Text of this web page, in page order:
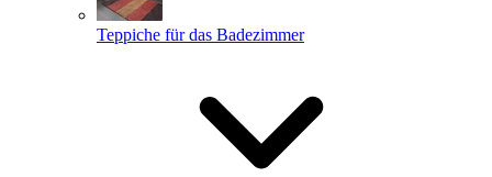
Teppiche für das Badezimmer